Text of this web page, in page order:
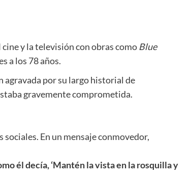
y la televisión con obras como Blue
a los 78 años.
agravada por su largo historial de
gravemente comprometida.
En un mensaje conmovedor,
él decía, ‘Mantén la vista en la rosquilla y